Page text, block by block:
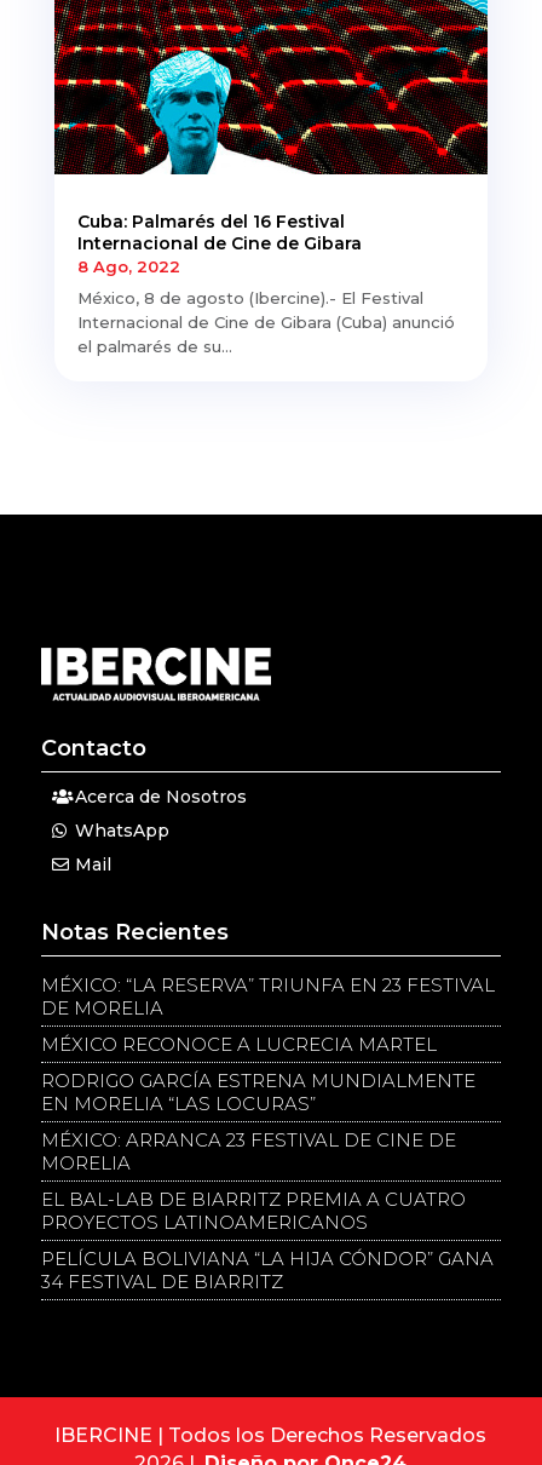
Cuba: Palmarés del 16 Festival
Internacional de Cine de Gibara
8 Ago, 2022
México, 8 de agosto (Ibercine).- El Festival
Internacional de Cine de Gibara (Cuba) anunció
el palmarés de su...
Contacto
Acerca de Nosotros
WhatsApp
Mail
Notas Recientes
MÉXICO: “LA RESERVA” TRIUNFA EN 23 FESTIVAL
DE MORELIA
MÉXICO RECONOCE A LUCRECIA MARTEL
RODRIGO GARCÍA ESTRENA MUNDIALMENTE
EN MORELIA “LAS LOCURAS”
MÉXICO: ARRANCA 23 FESTIVAL DE CINE DE
MORELIA
EL BAL-LAB DE BIARRITZ PREMIA A CUATRO
PROYECTOS LATINOAMERICANOS
PELÍCULA BOLIVIANA “LA HIJA CÓNDOR” GANA
34 FESTIVAL DE BIARRITZ
IBERCINE | Todos los Derechos Reservados